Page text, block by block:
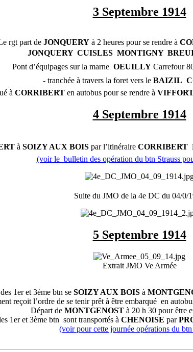
3 Septembre 1914
rgt part de JONQUERY à 2 heures pour se rendre à
JONQUERY  CUISLES  MONTIGNY 
 Pont d’équipages sur la marne  OEUILLYCarrefour
- tranchée à travers la foret vers le BAIZIL
àCORRIBERTen autobus pour se rendre à
4 Septembre 1914
à SOIZY AUX BOISpar l’itinéraire CORRIBERT
(voir le bulletin des opération du btn Strauss
Suite du JMO de la 4e DC du 04/0/
5 Septembre 1914
Extrait JMO Ve Armée
1er et 3ème btn se SOIZY AUX BOISà
reçoit l’ordre de se tenir prêt à être embarqué en
Départ deMONTGENOSTà 20 h 30 pour être
1er et 3ème btn sont transportés à CHENOISE par
(voir pour cette journée opérations du btn